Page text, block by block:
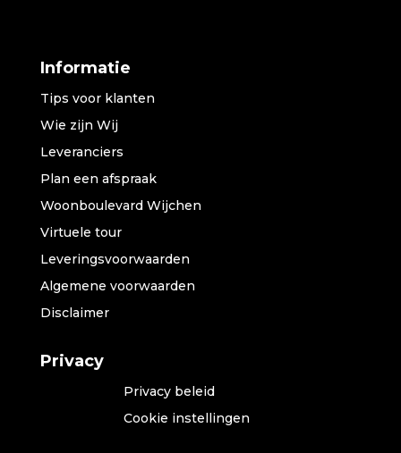
Informatie
Tips voor klanten
Wie zijn Wij
Leveranciers
Plan een afspraak
Woonboulevard Wijchen
Virtuele tour
Leveringsvoorwaarden
Algemene voorwaarden
Disclaimer
Privacy
Privacy beleid
Cookie instellingen